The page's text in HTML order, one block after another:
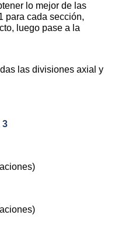
lo mejor de las
para cada sección,
luego pase a la
las divisiones axial y
3